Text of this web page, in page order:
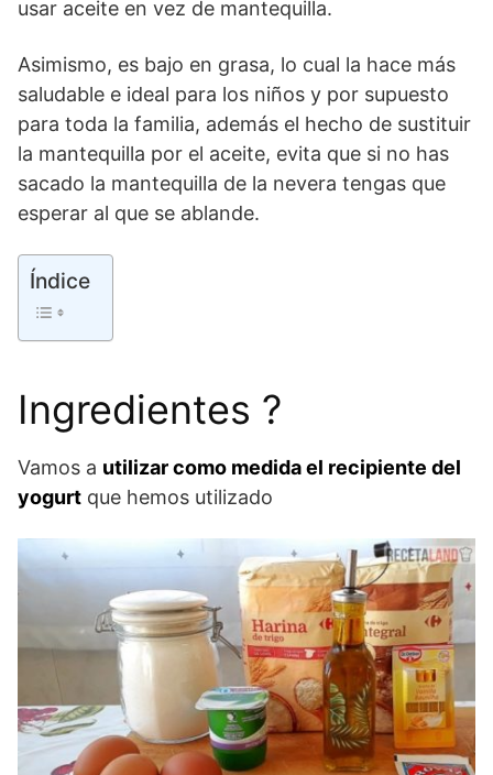
usar aceite en vez de mantequilla.
Asimismo, es bajo en grasa, lo cual la hace más
saludable e ideal para los niños y por supuesto
para toda la familia, además el hecho de sustituir
la mantequilla por el aceite, evita que si no has
sacado la mantequilla de la nevera tengas que
esperar al que se ablande.
Índice
Ingredientes ?
Vamos a utilizar como medida el recipiente del
yogurt que hemos utilizado